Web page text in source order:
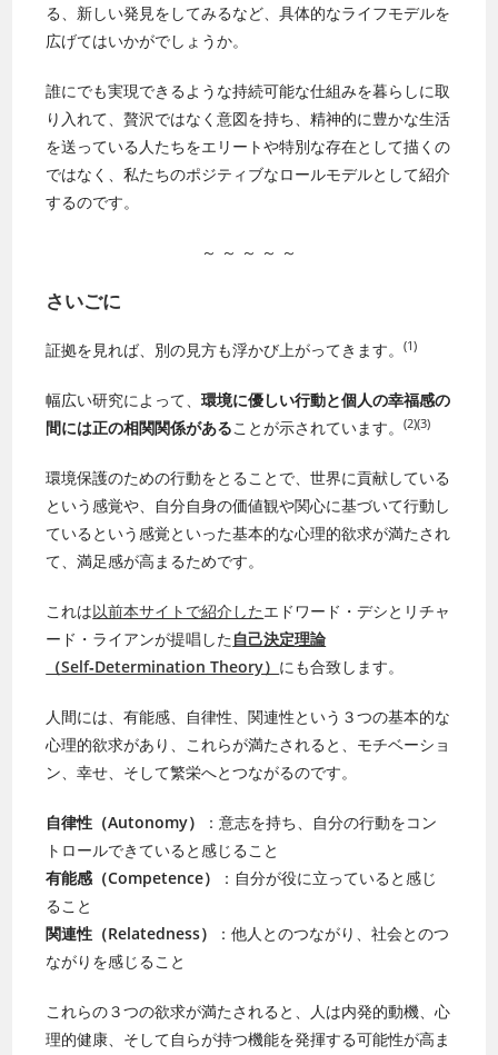
る、新しい発見をしてみるなど、具体的なライフモデルを
広げてはいかがでしょうか。
誰にでも実現できるような持続可能な仕組みを暮らしに取
り入れて、贅沢ではなく意図を持ち、精神的に豊かな生活
を送っている人たちをエリートや特別な存在として描くの
ではなく、私たちのポジティブなロールモデルとして紹介
するのです。
～ ～ ～ ～ ～
さいごに
証拠を見れば、別の見方も浮かび上がってきます。(1)
幅広い研究によって、環境に優しい行動と個人の幸福感の
間には正の相関関係があることが示されています。(2)(3)
環境保護のための行動をとることで、世界に貢献している
という感覚や、自分自身の価値観や関心に基づいて行動し
ているという感覚といった基本的な心理的欲求が満たされ
て、満足感が高まるためです。
これは以前本サイトで紹介したエドワード・デシとリチャ
ード・ライアンが提唱した 自己決定理論
（Self‑Determination Theory） にも合致します。
人間には、有能感、自律性、関連性という３つの基本的な
心理的欲求があり、これらが満たされると、モチベーショ
ン、幸せ、そして繁栄へとつながるのです。
自律性（Autonomy）
：意志を持ち、自分の行動をコン
トロールできていると感じること
有能感（Competence）
：自分が役に立っていると感じ
ること
関連性（Relatedness）
：他人とのつながり、社会とのつ
ながりを感じること
これらの３つの欲求が満たされると、人は内発的動機、心
理的健康、そして自らが持つ機能を発揮する可能性が高ま